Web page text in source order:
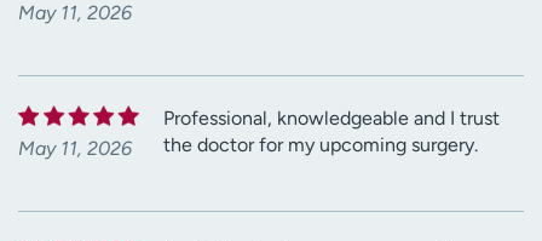
May 11, 2026
May 11, 2026
Professional, knowledgeable and I trust
the doctor for my upcoming surgery.